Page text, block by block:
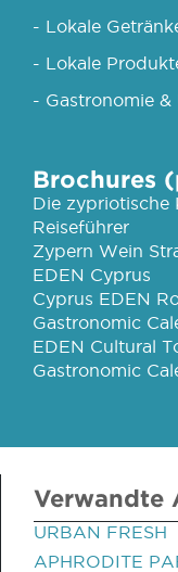
- Lokale
- Lokale
- Gastronomie
Brochures
Die zypriotische
Reiseführer
Zypern Wein
EDEN Cyprus
Cyprus EDEN
Gastronomic
EDEN Cultural
Gastronomic
Verwandte
URBAN FRESH
APHRODITE